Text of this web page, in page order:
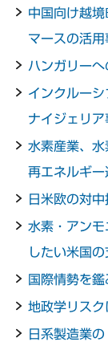
中国向け越
マースの活用
ハンガリー
インクルー
ナイジェリア
水素産業、水
再エネルギ
日米欧の対
水素・アン
したい米国
国際情勢を
地政学リス
日系製造業